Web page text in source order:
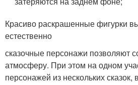
Красиво раскрашенные фигурки
естественно
сказочные персонажи позволяют
атмосферу. При этом на одном
персонажей из нескольких